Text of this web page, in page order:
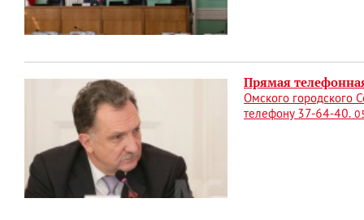
Прямая
Омского городского
телефону 37-64-40.